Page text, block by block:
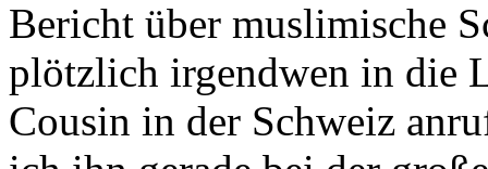
Bericht über muslimische
plötzlich irgendwen in die
Cousin in der Schweiz